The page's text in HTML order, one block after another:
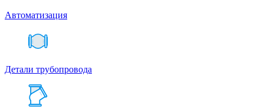
Автоматизация
Детали трубопровода